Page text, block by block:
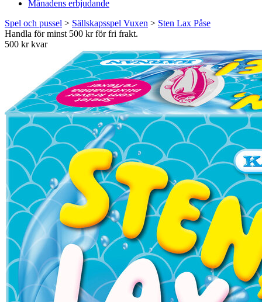
Månadens erbjudande
Spel och pussel > Sällskapsspel Vuxen > Sten Lax Påse
Handla för minst 500 kr för fri frakt.
500 kr kvar